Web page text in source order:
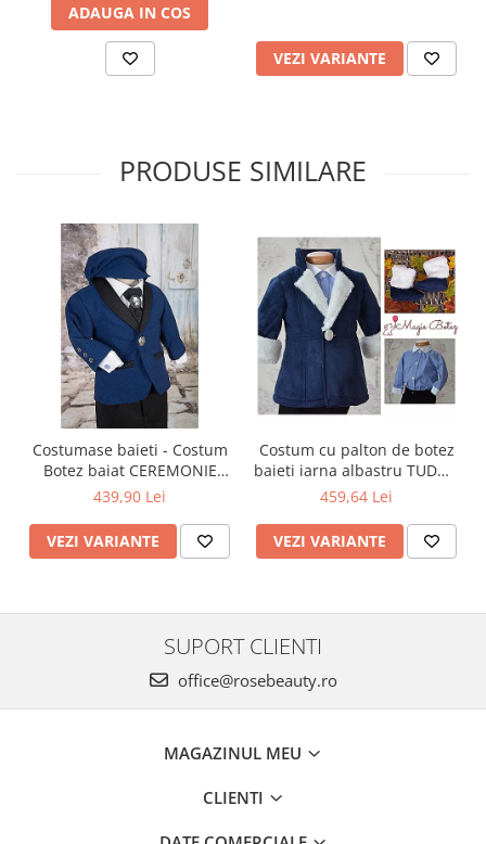
ADAUGA IN COS
VEZI VARIANTE
PRODUSE SIMILARE
Costumase baieti - Costum
Botez baiat CEREMONIE
stofa albastra, 6 piese
439,90 Lei
VEZI VARIANTE
Costum cu palton de botez
baieti iarna albastru TUDOR
cu cojocel 4 piese
459,64 Lei
VEZI VARIANTE
SUPORT CLIENTI
office@rosebeauty.ro
MAGAZINUL MEU
CLIENTI